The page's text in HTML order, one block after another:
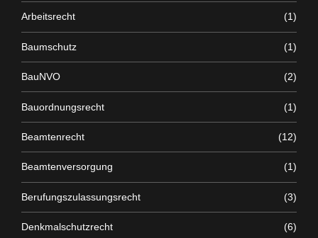
Arbeitsrecht (1)
Baumschutz (1)
BauNVO (2)
Bauordnungsrecht (1)
Beamtenrecht (12)
Beamtenversorgung (1)
Berufungszulassungsrecht (3)
Denkmalschutzrecht (6)